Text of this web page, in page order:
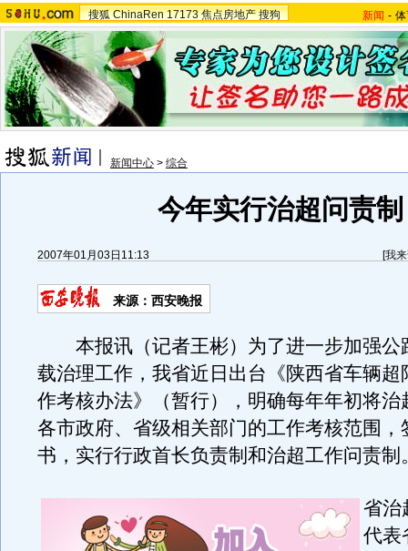
搜狐 ChinaRen 17173 焦点房地产 搜狗 新闻 -
新闻中心 > 综合
今年实行治超问责制
2007年01月03日11:13 [我
来源：西安晚报
本报讯（记者王彬）为了进一步加强公
载治理工作，我省近日出台《陕西省车辆超
作考核办法》（暂行），明确每年年初将治
各市政府、省级相关部门的工作考核范围，
书，实行行政首长负责制和治超工作问责制
省治
代表